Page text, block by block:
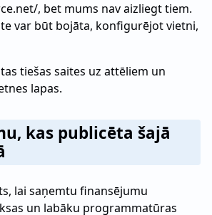
, bet mums nav aizliegt tiem.
var būt bojāta, konfigurējot vietni,
tiešas saites uz attēliem un
lapas.
kas publicēta šajā
lai saņemtu finansējumu
un labāku programmatūras